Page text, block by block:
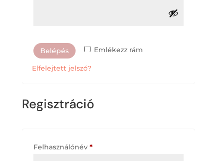
Emlékezz rám
Belépés
Elfelejtett jelszó?
Regisztráció
Felhasználónév *Kötelező